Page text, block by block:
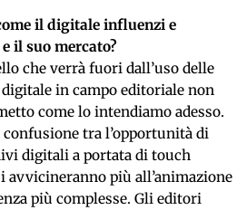
il digitale influenzi e
il suo mercato?
che verrà fuori dall’uso delle
in campo editoriale non
come lo intendiamo adesso.
tra l’opportunità di
digitali a portata di touch
avvicineranno più all’animazione
più complesse. Gli editori